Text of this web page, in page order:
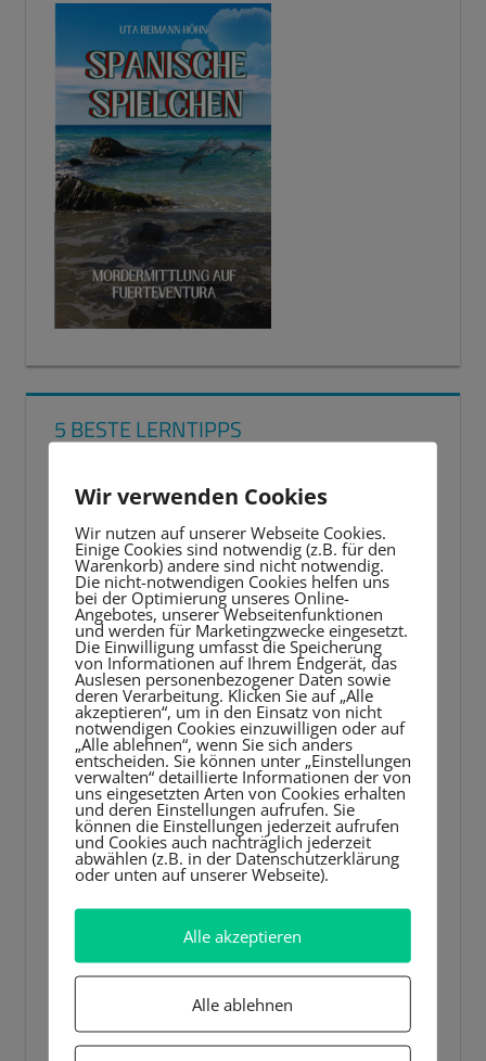
5 BESTE LERNTIPPS
Player
Wir verwenden Cookies
Wir nutzen auf unserer Webseite Cookies.
Einige Cookies sind notwendig (z.B. für den
Warenkorb) andere sind nicht notwendig.
Die nicht-notwendigen Cookies helfen uns
bei der Optimierung unseres Online-
Angebotes, unserer Webseitenfunktionen
und werden für Marketingzwecke eingesetzt.
Die Einwilligung umfasst die Speicherung
von Informationen auf Ihrem Endgerät, das
Auslesen personenbezogener Daten sowie
deren Verarbeitung. Klicken Sie auf „Alle
akzeptieren“, um in den Einsatz von nicht
notwendigen Cookies einzuwilligen oder auf
„Alle ablehnen“, wenn Sie sich anders
entscheiden. Sie können unter „Einstellungen
verwalten“ detaillierte Informationen der von
uns eingesetzten Arten von Cookies erhalten
und deren Einstellungen aufrufen. Sie
können die Einstellungen jederzeit aufrufen
und Cookies auch nachträglich jederzeit
abwählen (z.B. in der Datenschutzerklärung
oder unten auf unserer Webseite).
Alle akzeptieren
Alle ablehnen